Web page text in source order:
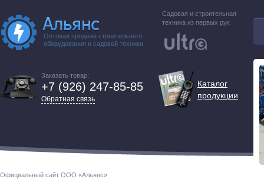
Оптовая продажа строительного
оборудования и садовой техники
Садовая и строительная
техника из первых рук
Заказать товар:
+7 (926) 247-85-85
Обратная связь
Каталог
продукции
Официальный сайт ООО «Альянс»